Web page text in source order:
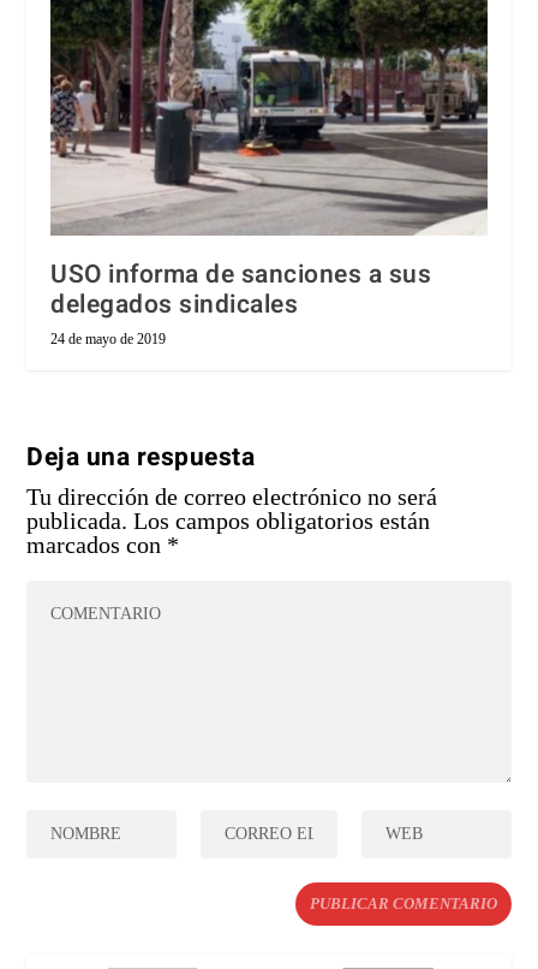
USO informa de sanciones a sus
delegados sindicales
24 de mayo de 2019
Deja una respuesta
Tu dirección de correo electrónico no será
publicada. Los campos obligatorios están
marcados con *